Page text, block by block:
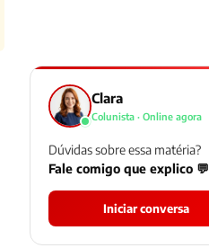
Clara
Colunista · Online agora
Dúvidas sobre essa matéria?
Fale comigo que explico 💬
Iniciar conversa